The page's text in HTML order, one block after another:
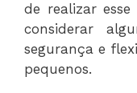
de realizar
considerar
segurança e
pequenos.